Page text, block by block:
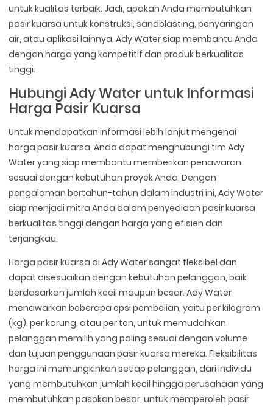
untuk kualitas terbaik. Jadi, apakah Anda membutuhkan
pasir kuarsa untuk konstruksi, sandblasting, penyaringan
air, atau aplikasi lainnya, Ady Water siap membantu Anda
dengan harga yang kompetitif dan produk berkualitas
tinggi.
Hubungi Ady Water untuk Informasi
Harga Pasir Kuarsa
Untuk mendapatkan informasi lebih lanjut mengenai
harga pasir kuarsa, Anda dapat menghubungi tim Ady
Water yang siap membantu memberikan penawaran
sesuai dengan kebutuhan proyek Anda. Dengan
pengalaman bertahun-tahun dalam industri ini, Ady Water
siap menjadi mitra Anda dalam penyediaan pasir kuarsa
berkualitas tinggi dengan harga yang efisien dan
terjangkau.
Harga pasir kuarsa di Ady Water sangat fleksibel dan
dapat disesuaikan dengan kebutuhan pelanggan, baik
berdasarkan jumlah kecil maupun besar. Ady Water
menawarkan beberapa opsi pembelian, yaitu per kilogram
(kg), per karung, atau per ton, untuk memudahkan
pelanggan memilih yang paling sesuai dengan volume
dan tujuan penggunaan pasir kuarsa mereka. Fleksibilitas
harga ini memungkinkan setiap pelanggan, dari individu
yang membutuhkan jumlah kecil hingga perusahaan yang
membutuhkan pasokan besar, untuk memperoleh pasir